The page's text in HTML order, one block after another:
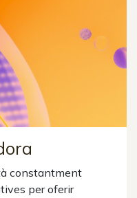
constantment
per oferir